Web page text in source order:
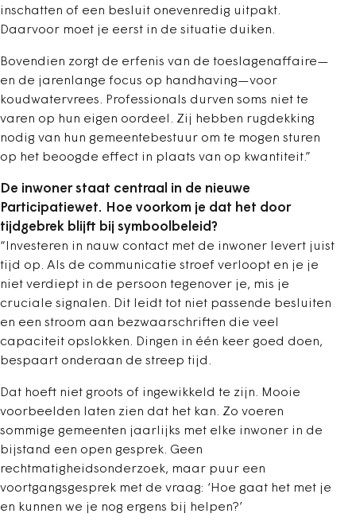
inschatten of een besluit onevenredig uitpakt.
Daarvoor moet je eerst in de situatie duiken.
Bovendien zorgt de erfenis van de toeslagenaffaire—
en de jarenlange focus op handhaving—voor
koudwatervrees. Professionals durven soms niet te
varen op hun eigen oordeel. Zij hebben rugdekking
nodig van hun gemeentebestuur om te mogen sturen
op het beoogde effect in plaats van op kwantiteit.”
De inwoner staat centraal in de nieuwe
Participatiewet. Hoe voorkom je dat het door
tijdgebrek blijft bij symboolbeleid?
“Investeren in nauw contact met de inwoner levert juist
tijd op. Als de communicatie stroef verloopt en je je
niet verdiept in de persoon tegenover je, mis je
cruciale signalen. Dit leidt tot niet passende besluiten
en een stroom aan bezwaarschriften die veel
capaciteit opslokken. Dingen in één keer goed doen,
bespaart onderaan de streep tijd.
Dat hoeft niet groots of ingewikkeld te zijn. Mooie
voorbeelden laten zien dat het kan. Zo voeren
sommige gemeenten jaarlijks met elke inwoner in de
bijstand een open gesprek. Geen
rechtmatigheidsonderzoek, maar puur een
voortgangsgesprek met de vraag: ‘Hoe gaat het met je
en kunnen we je nog ergens bij helpen?’